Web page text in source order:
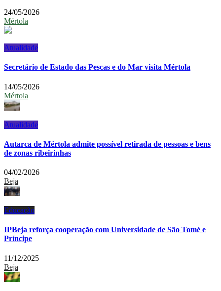
24/05/2026
Mértola
Atualidade
Secretário de Estado das Pescas e do Mar visita Mértola
14/05/2026
Mértola
Atualidade
Autarca de Mértola admite possível retirada de pessoas e bens
de zonas ribeirinhas
04/02/2026
Beja
Educação
IPBeja reforça cooperação com Universidade de São Tomé e
Príncipe
11/12/2025
Beja